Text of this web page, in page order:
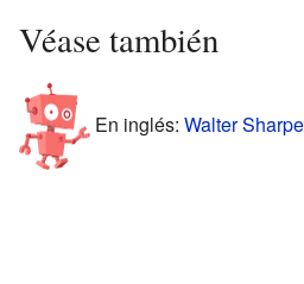
Véase también
En inglés: Walter